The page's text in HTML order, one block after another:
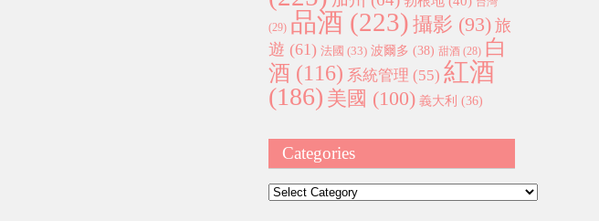
(29) 品酒 (223) 攝影 (93) 旅
遊 (61) 法國 (33) 波爾多 (38) 甜酒 (28) 白
酒 (116) 系統管理 (55) 紅酒
(186) 美國 (100) 義大利 (36)
Categories
Categories